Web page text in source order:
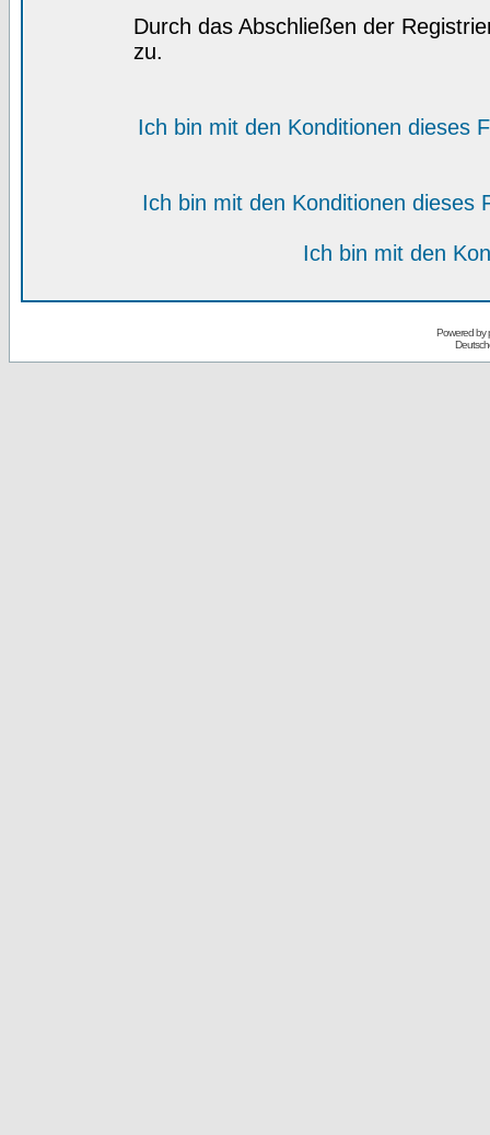
Durch das Abschließen der
zu.
Ich bin mit den Konditionen dieses
Ich bin mit den Konditionen dieses
Ich bin mit den
Powered by